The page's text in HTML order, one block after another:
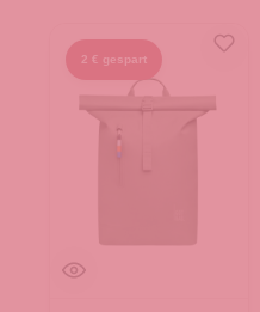
2 € gespart